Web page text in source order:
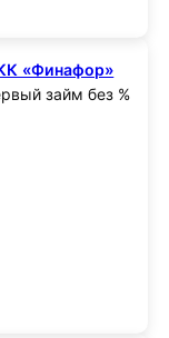
«Финафор»
займ без %